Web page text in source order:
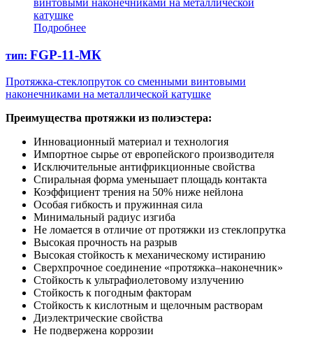
Подробнее
тип: FGP-11-МК
Протяжка-стеклопруток со сменными винтовыми
наконечниками на металлической катушке
Преимущества протяжки из полиэстера:
Инновационный материал и технология
Импортное сырье от европейского производителя
Исключительные антифрикционные свойства
Спиральная форма уменьшает площадь контакта
Коэффициент трения на 50% ниже нейлона
Особая гибкость и пружинная сила
Минимальный радиус изгиба
Не ломается в отличие от протяжки из стеклопрутка
Высокая прочность на разрыв
Высокая стойкость к механическому истиранию
Сверхпрочное соединение «протяжка–наконечник»
Стойкость к ультрафиолетовому излучению
Стойкость к погодным факторам
Стойкость к кислотным и щелочным растворам
Диэлектрические свойства
Не подвержена коррозии